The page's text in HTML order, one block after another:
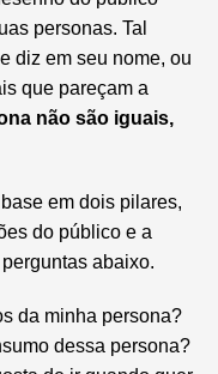
personas. Tal
diz em seu nome, ou
que pareçam a
não são iguais,
em dois pilares,
do público e a
abaixo.
da minha persona?
dessa persona?